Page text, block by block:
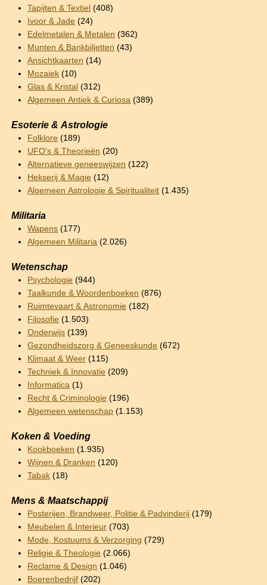
Tapijten & Textiel (408)
Ivoor & Jade (24)
Edelmetalen & Metalen (362)
Munten & Bankbiljetten (43)
Ansichtkaarten (14)
Mozaiek (10)
Glas & Kristal (312)
Algemeen Antiek & Curiosa (389)
Esoterie & Astrologie
Folklore (189)
UFO's & Theorieën (20)
Alternatieve geneeswijzen (122)
Hekserij & Magie (12)
Algemeen Astrologie & Spiritualiteit (1.435)
Militaria
Wapens (177)
Algemeen Militaria (2.026)
Wetenschap
Psychologie (944)
Taalkunde & Woordenboeken (876)
Ruimtevaart & Astronomie (182)
Filosofie (1.503)
Onderwijs (139)
Gezondheidszorg & Geneeskunde (672)
Klimaat & Weer (115)
Techniek & Innovatie (209)
Informatica (1)
Recht & Criminologie (196)
Algemeen wetenschap (1.153)
Koken & Voeding
Kookboeken (1.935)
Wijnen & Dranken (120)
Tabak (18)
Mens & Maatschappij
Posterijen, Brandweer, Politie & Padvinderij (179)
Meubelen & Interieur (703)
Mode, Kostuums & Verzorging (729)
Religie & Theologie (2.066)
Reclame & Design (1.046)
Boerenbedrijf (202)